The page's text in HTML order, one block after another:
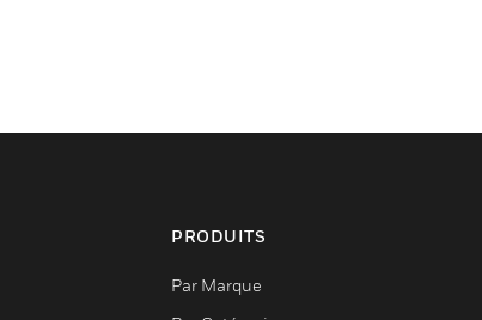
PRODUITS
Par Marque